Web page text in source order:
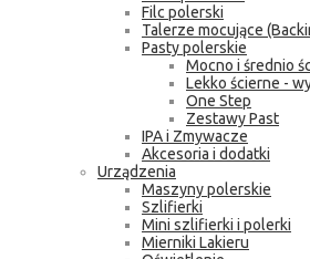
Filc polerski
Talerze mocujące
Pasty polerskie
Mocno i średnio
Lekko ścierne -
One Step
Zestawy Past
IPA i Zmywacze
Akcesoria i dodatki
Urządzenia
Maszyny polerskie
Szlifierki
Mini szlifierki i polerki
Mierniki Lakieru